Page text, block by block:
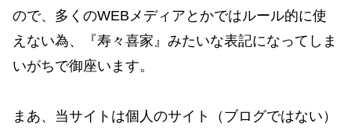
ので、多くのWEBメディアとかではルール的に使
えない為、『寿々喜家』みたいな表記になってしま
いがちで御座います。
まあ、当サイトは個人のサイト（ブログではない）